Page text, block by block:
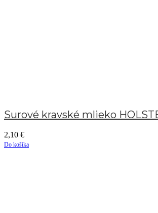
Surové kravské mlieko
2,10 €
Do košíka